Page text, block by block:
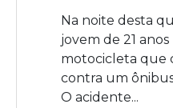
Na noite desta
jovem de 21
motocicleta que
contra um
O acidente...